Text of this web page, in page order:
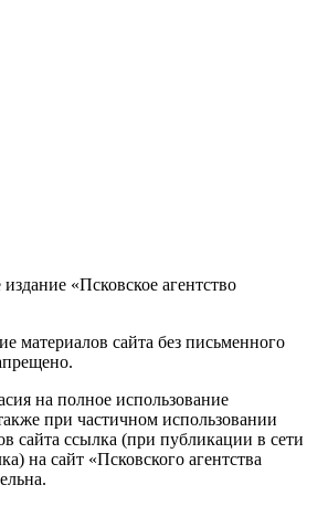
«Псковское агентство
материалов сайта без письменного
на полное использование
при частичном использовании
сайта ссылка (при публикации в сети
на сайт «Псковского агентства